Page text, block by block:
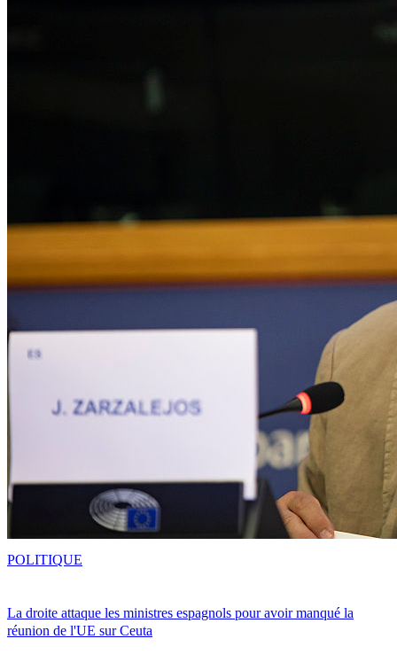
La droite attaque les ministres espagnols pour avoir manqué la
réunion de l'UE sur Ceuta
POLITIQUE